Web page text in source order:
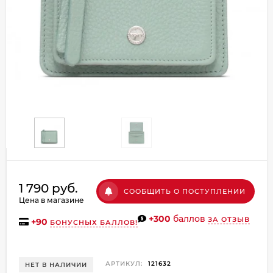
1 790 руб.
Цена в магазине
СООБЩИТЬ О ПОСТУПЛЕНИИ
+90 БОНУСНЫХ БАЛЛОВ! +300 баллов ЗА ОТЗЫВ
НЕТ В НАЛИЧИИ АРТИКУЛ: 121632
Добавляйте товары
в корзину
Оплачивайте сегодня только
Получайте товар
выбранный способом
Оставшиеся75% будут
списыватьсяс вашей карты
каждые 2 недели
Подробнее